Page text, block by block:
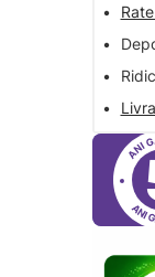
•
•
•
•